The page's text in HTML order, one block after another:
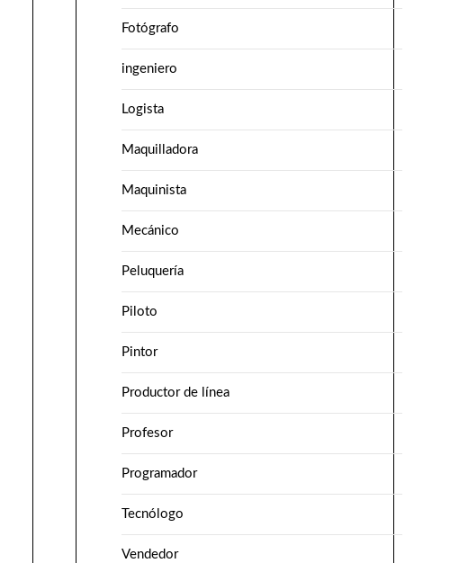
Fotógrafo
ingeniero
Logista
Maquilladora
Maquinista
Mecánico
Peluquería
Piloto
Pintor
Productor de línea
Profesor
Programador
Tecnólogo
Vendedor